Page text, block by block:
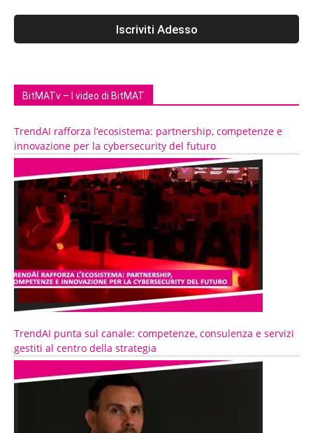
BitMATv – I video di BitMAT
TrendAI rafforza l’ecosistema: partnership, competenze e
innovazione per la cybersecurity del futuro
TrendAI punta sul canale: competenze, consulenza e servizi
gestiti al centro della strategia